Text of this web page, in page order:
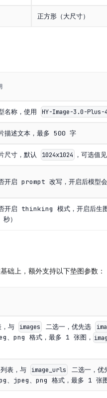
正方形（大尺寸）
名称，使用 HY-Image-3.0-Plus-
描述文本，最多 500 字
尺寸，默认 1024x1024 ，可选值
开启 prompt 改写，开启后模型
开启 thinking 模式，开启后生图
）
础上，额外支持以下垫图参数：
与 images 二选一，优先选
、png 格式，最多 1 张图，
表，与 image_urls 二选一，优
、jpeg、png 格式，最多 1 张